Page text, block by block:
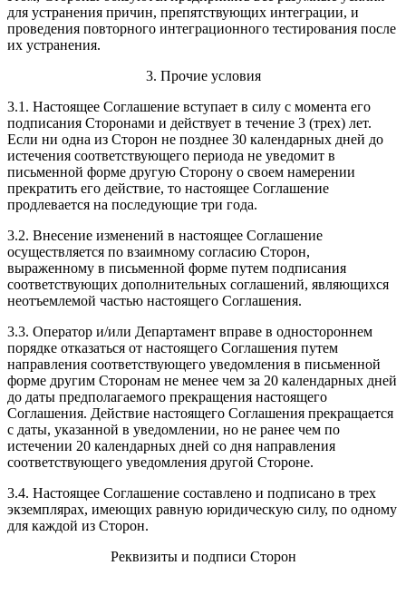
для устранения причин, препятствующих интеграции, и
проведения повторного интеграционного тестирования после
их устранения.
3. Прочие условия
3.1. Настоящее Соглашение вступает в силу с момента его
подписания Сторонами и действует в течение 3 (трех) лет.
Если ни одна из Сторон не позднее 30 календарных дней до
истечения соответствующего периода не уведомит в
письменной форме другую Сторону о своем намерении
прекратить его действие, то настоящее Соглашение
продлевается на последующие три года.
3.2. Внесение изменений в настоящее Соглашение
осуществляется по взаимному согласию Сторон,
выраженному в письменной форме путем подписания
соответствующих дополнительных соглашений, являющихся
неотъемлемой частью настоящего Соглашения.
3.3. Оператор и/или Департамент вправе в одностороннем
порядке отказаться от настоящего Соглашения путем
направления соответствующего уведомления в письменной
форме другим Сторонам не менее чем за 20 календарных дней
до даты предполагаемого прекращения настоящего
Соглашения. Действие настоящего Соглашения прекращается
с даты, указанной в уведомлении, но не ранее чем по
истечении 20 календарных дней со дня направления
соответствующего уведомления другой Стороне.
3.4. Настоящее Соглашение составлено и подписано в трех
экземплярах, имеющих равную юридическую силу, по одному
для каждой из Сторон.
Реквизиты и подписи Сторон